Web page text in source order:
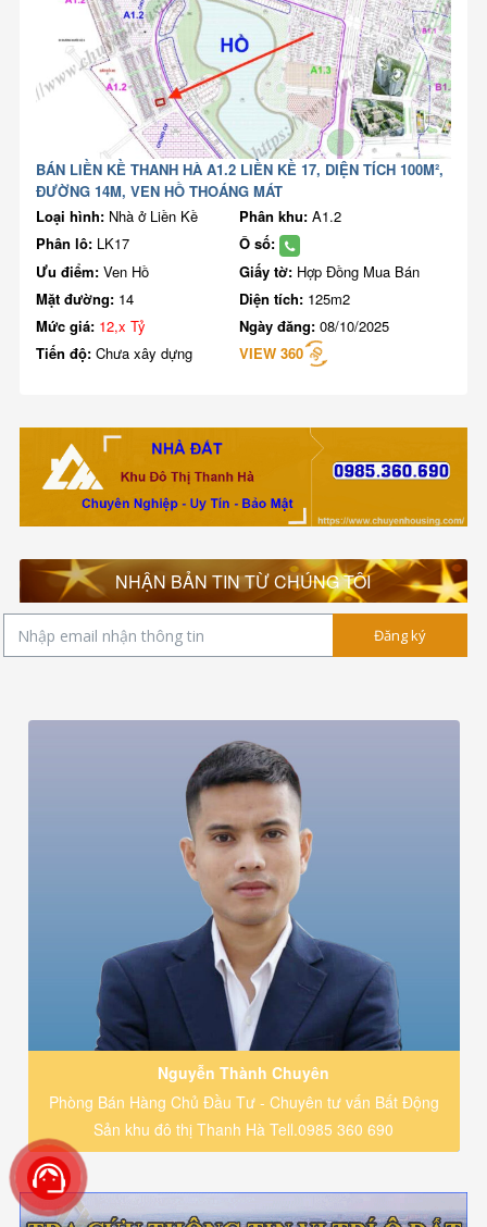
BÁN LIỀN KỀ THANH HÀ A1.2 LIỀN KỀ 17, DIỆN TÍCH 100M²,
ĐƯỜNG 14M, VEN HỒ THOÁNG MÁT
Loại hình: Nhà ở Liền Kề Phân khu: A1.2
Phân lô: LK17
Ô số:
Ưu điểm: Ven Hồ Giấy tờ: Hợp Đồng Mua Bán
Mặt đường: 14 Diện tích: 125m2
Mức giá: 12,x Tỷ Ngày đăng: 08/10/2025
Tiến độ: Chưa xây dựng VIEW 360
NHẬN BẢN TIN TỪ CHÚNG TÔI
Đăng ký
Nguyễn Thành Chuyên
Phòng Bán Hàng Chủ Đầu Tư - Chuyên tư vấn Bất Động
Sản khu đô thị Thanh Hà Tell.0985 360 690